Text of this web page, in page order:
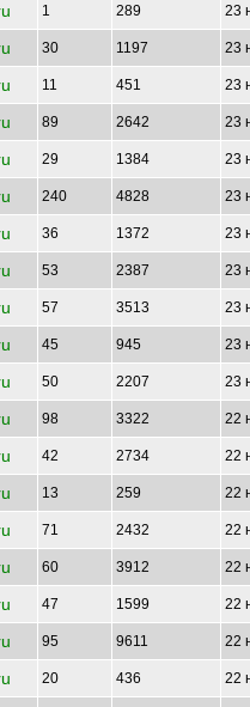
1 289 23
30 1197 23
11 451 23
89 2642 23
29 1384 23
240 4828 23
36 1372 23
53 2387 23
57 3513 23
45 945 23
50 2207 23
98 3322 22
42 2734 22
13 259 22
71 2432 22
60 3912 22
47 1599 22
95 9611 22
20 436 22